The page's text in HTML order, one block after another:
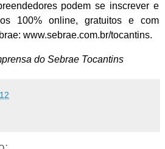
podem se inscrever e
100% online, gratuitos e com
www.sebrae.com.br/tocantins.
do Sebrae Tocantins